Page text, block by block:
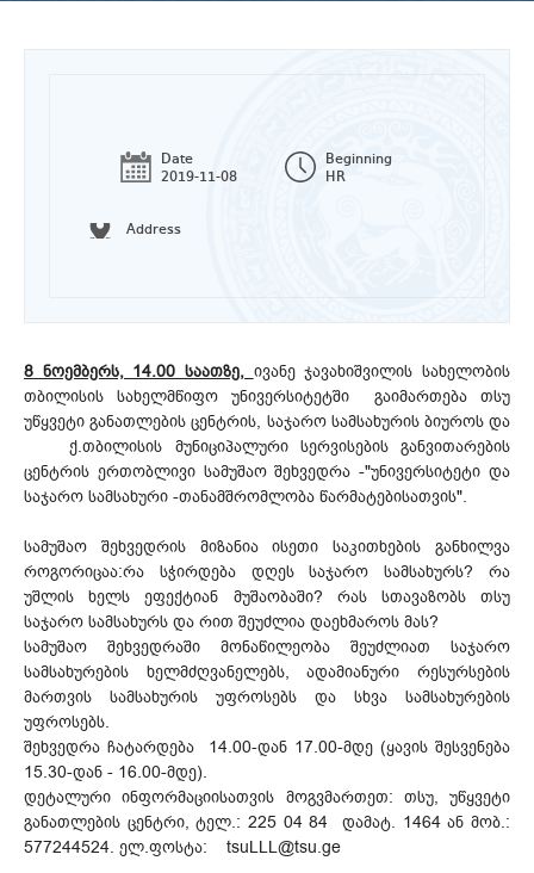
Date
2019-11-08
Beginning
HR
Address
8 ნოემბერს, 14.00 საათზე, ივანე ჯავახიშვილის სახელობის
თბილისის სახელმწიფო უნივერსიტეტში გაიმართება თსუ
უწყვეტი განათლების ცენტრის, საჯარო სამსახურის ბიუროს და
ქ.თბილისის მუნიციპალური სერვისების განვითარების
ცენტრის ერთობლივი სამუშაო შეხვედრა -"უნივერსიტეტი და
საჯარო სამსახური -თანამშრომლობა წარმატებისათვის".
სამუშაო შეხვედრის მიზანია ისეთი საკითხების განხილვა
როგორიცაა:რა სჭირდება დღეს საჯარო სამსახურს? რა
უშლის ხელს ეფექტიან მუშაობაში? რას სთავაზობს თსუ
საჯარო სამსახურს და რით შეუძლია დაეხმაროს მას?
სამუშაო შეხვედრაში მონაწილეობა შეუძლიათ საჯარო
სამსახურების ხელმძღვანელებს, ადამიანური რესურსების
მართვის სამსახურის უფროსებს და სხვა სამსახურების
უფროსებს.
შეხვედრა ჩატარდება 14.00-დან 17.00-მდე (ყავის შესვენება
15.30-დან - 16.00-მდე).
დეტალური ინფორმაციისათვის მოგვმართეთ: თსუ, უწყვეტი
განათლების ცენტრი, ტელ.: 225 04 84 დამატ. 1464 ან მობ.:
577244524. ელ.ფოსტა: tsuLLL@tsu.ge